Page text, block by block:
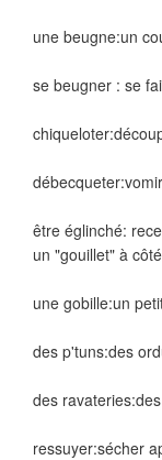
une beugne:un
se beugner : se
être églinché:
un "gouillet" à
une gobille:un
des p'tuns:des
des
ressuyer:sécher